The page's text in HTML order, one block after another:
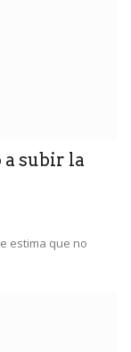
a subir la
estima que no